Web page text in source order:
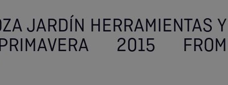
JARDÍN HERRAMIENTAS Y
2015 FROM